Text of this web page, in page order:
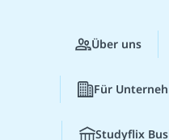
Über uns
Für
Studyflix